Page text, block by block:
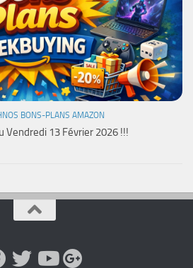
BONS-PLANS AMAZON
Vendredi 13 Février 2026 !!!